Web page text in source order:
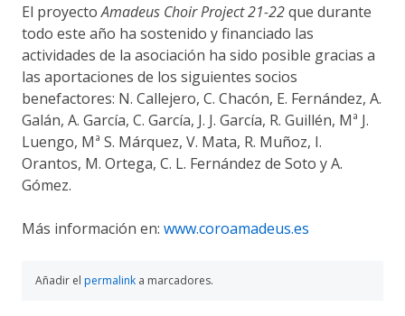
El proyectoAmadeus Choir Project 21-22que durante
todo este año ha sostenido y financiado las
actividades de la asociación ha sido posible gracias a
las aportaciones de los siguientes socios
benefactores: N. Callejero, C. Chacón, E. Fernández, A.
Galán, A. García, C. García, J. J. García, R. Guillén, Mª J.
Luengo, Mª S. Márquez, V. Mata, R. Muñoz, I.
Orantos, M. Ortega, C. L. Fernández de Soto y A.
Gómez.
Más información en: www.coroamadeus.es
Añadir el permalink a marcadores.